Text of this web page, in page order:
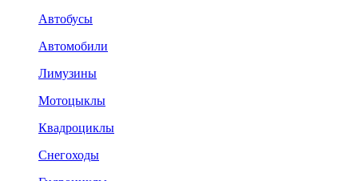
Автобусы
Автомобили
Лимузины
Мотоцыклы
Квадроциклы
Снегоходы